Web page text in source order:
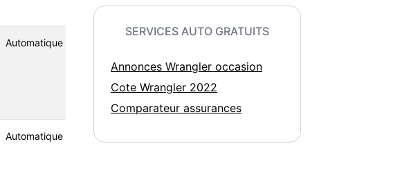
Automatique
Automatique
SERVICES AUTO GRATUITS
Annonces Wrangler occasion
Cote Wrangler 2022
Comparateur assurances